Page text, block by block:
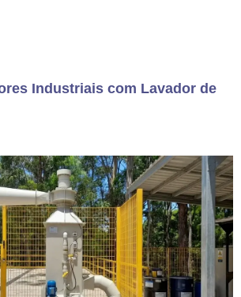
Industriais com Lavador de